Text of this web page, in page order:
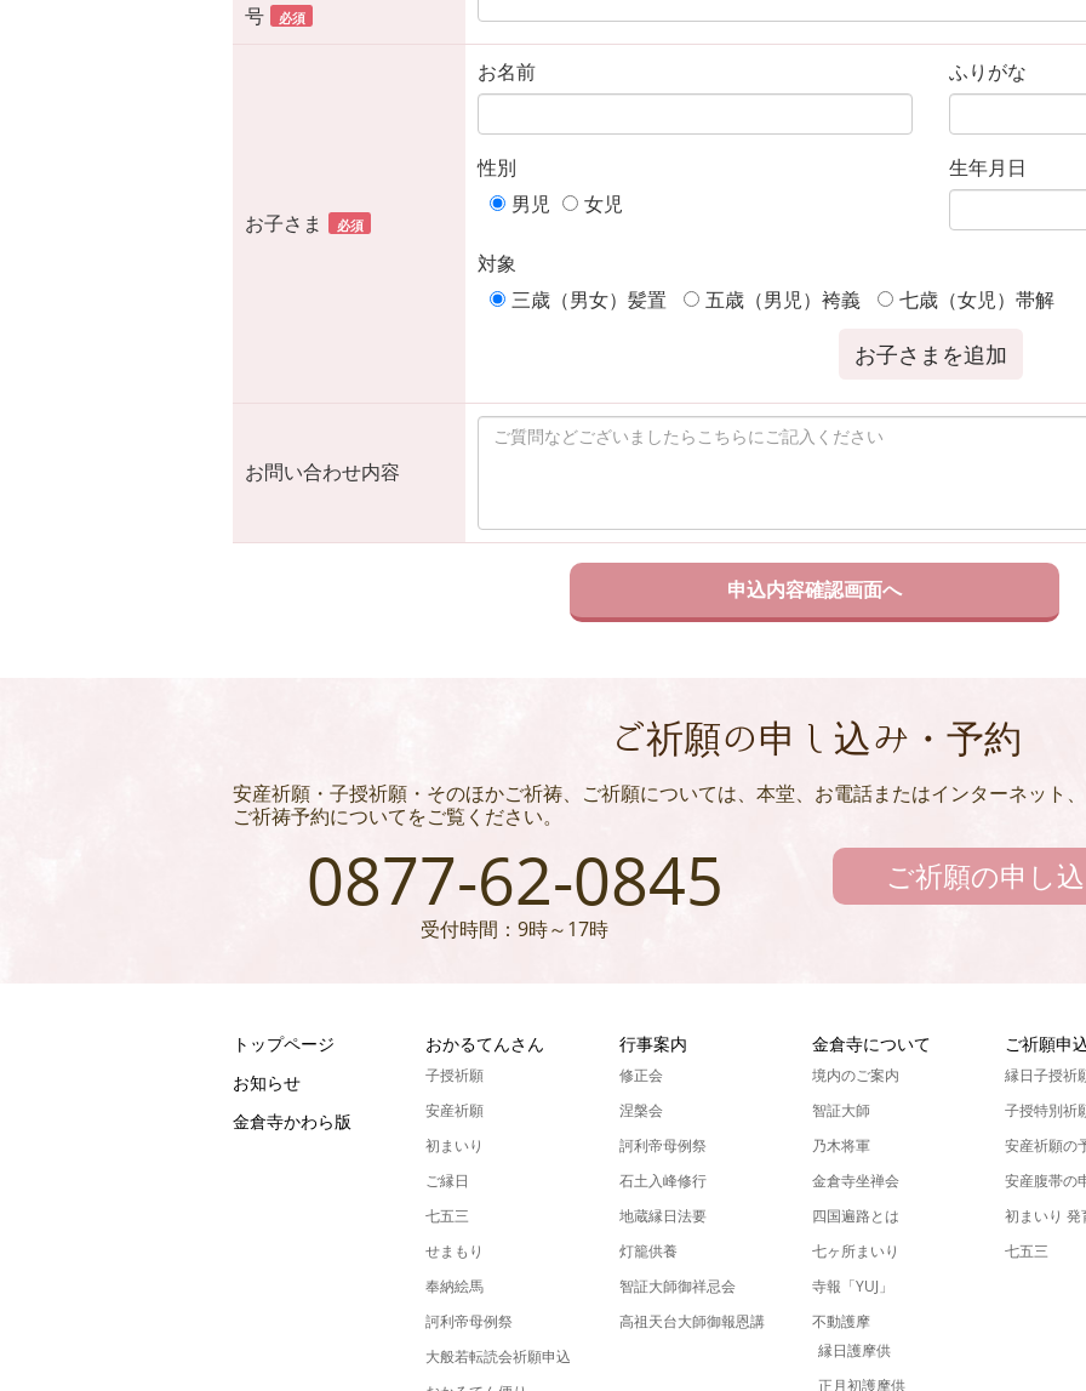
号
必須
お子さま 必須
お名前 ふりがな
性別
男児
女児
生年月日
対象
三歳（男女）髪置
五歳（男児）袴義 七歳（女児）帯解
お子さまを追加
お問い合わせ内容
ご祈願の申し込み・予約
安産祈願・子授祈願・そのほかご祈祷、ご祈願については、本堂、お電話またはインターネット
ご祈祷予約についてをご覧ください。
0877-62-0845
受付時間：9時～17時
ご祈願の申し
トップページ
お知らせ
金倉寺かわら版
おかるてんさん
子授祈願
安産祈願
初まいり
ご縁日
七五三
せまもり
奉納絵馬
訶利帝母例祭
大般若転読会祈願申込
行事案内
修正会
涅槃会
訶利帝母例祭
石土入峰修行
地蔵縁日法要
灯籠供養
智証大師御祥忌会
高祖天台大師御報恩講
金倉寺について
境内のご案内
智証大師
乃木将軍
金倉寺坐禅会
四国遍路とは
七ヶ所まいり
寺報「YUJ」
不動護摩
縁日護摩供
正月初護摩供
ご祈願申
縁日子授祈
子授特別祈
安産祈願の
安産腹帯の
初まいり
七五三